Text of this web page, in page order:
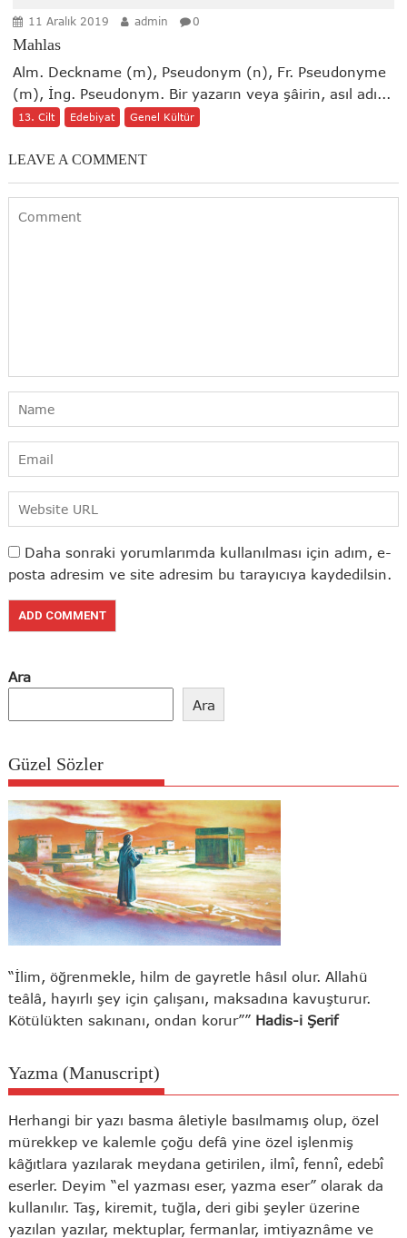
11 Aralık 2019 admin 0
Mahlas
Alm. Deckname (m), Pseudonym (n), Fr. Pseudonyme
(m), İng. Pseudonym. Bir yazarın veya şâirin, asıl adı...
13. Cilt Edebiyat Genel Kültür
LEAVE A COMMENT
Daha sonraki yorumlarımda kullanılması için adım, e-
posta adresim ve site adresim bu tarayıcıya kaydedilsin.
Ara
Ara
Güzel Sözler
“İlim, öğrenmekle, hilm de gayretle hâsıl olur. Allahü
teâlâ, hayırlı şey için çalışanı, maksadına kavuşturur.
Kötülükten sakınanı, ondan korur”” Hadis-i Şerif
Yazma (Manuscript)
Herhangi bir yazı basma âletiyle basılmamış olup, özel
mürekkep ve kalemle çoğu defâ yine özel işlenmiş
kâğıtlara yazılarak meydana getirilen, ilmî, fennî, edebî
eserler. Deyim “el yazması eser, yazma eser” olarak da
kullanılır. Taş, kiremit, tuğla, deri gibi şeyler üzerine
yazılan yazılar, mektuplar, fermanlar, imtiyaznâme ve